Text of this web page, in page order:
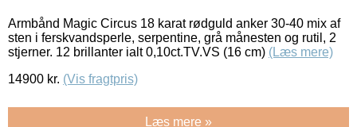
Armbånd Magic Circus 18 karat rødguld anker 30-40 mix af
sten i ferskvandsperle, serpentine, grå månesten og rutil, 2
stjerner. 12 brillanter ialt 0,10ct.TV.VS (16 cm) (Læs mere)
14900 kr. (Vis fragtpris)
Læs mere »